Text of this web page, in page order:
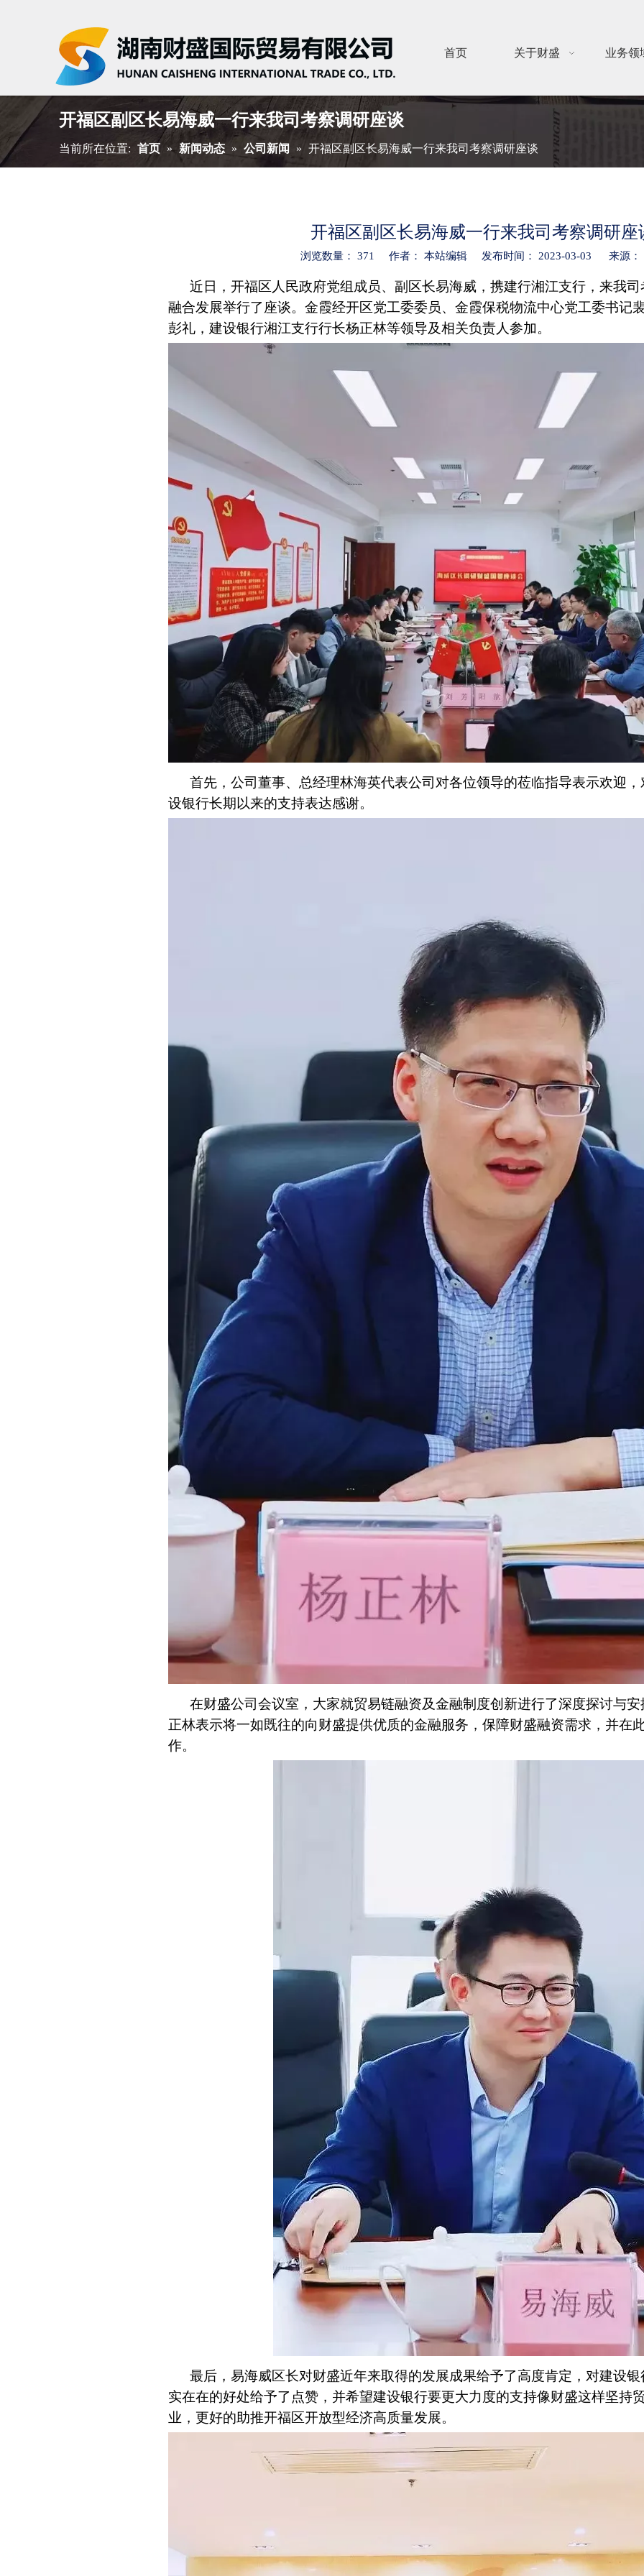
首页 关于财盛 业务领
开福区副区长易海威一行来我司考察调研座谈
当前所在位置: 首页 » 新闻动态 » 公司新闻 » 开福区副区长易海威一行来我司考察调研座谈
开福区副区长易海威一行来我司考察调研座
浏览数量： 371 作者： 本站编辑 发布时间： 2023-03-03 来源：
["wechat","weibo","qzone","douban","email"]
近日，开福区人民政府党组成员、副区长易海威，携建行湘江支行，来我
融合发展举行了座谈。金霞经开区党工委委员、金霞保税物流中心党工委书记
彭礼，建设银行湘江支行行长杨正林等领导及相关负责人参加。
首先，公司董事、总经理林海英代表公司对各位领导的莅临指导表示欢迎
设银行长期以来的支持表达感谢。
在财盛公司会议室，大家就贸易链融资及金融制度创新进行了深度探讨与
正林表示将一如既往的向财盛提供优质的金融服务，保障财盛融资需求，并在
作。
最后，易海威区长对财盛近年来取得的发展成果给予了高度肯定，对建设
实在在的好处给予了点赞，并希望建设银行要更大力度的支持像财盛这样坚持
业，更好的助推开福区开放型经济高质量发展。